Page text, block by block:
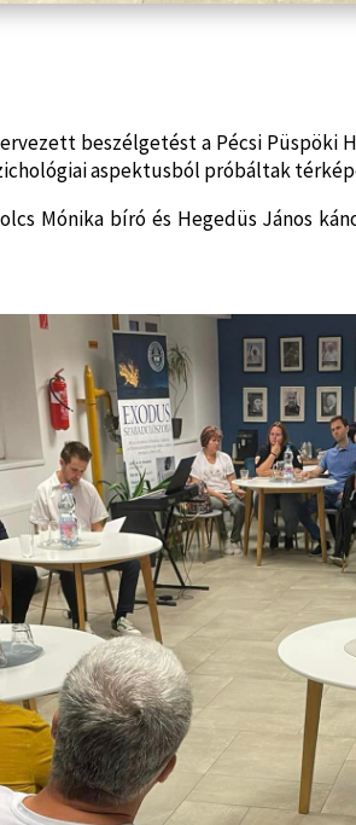
beszélgetést a Pécsi
aspektusból próbáltak
Mónika bíró és Hegedüs János